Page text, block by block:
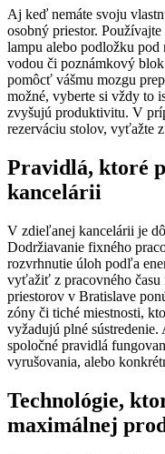
Aj keď nemáte svoju
osobný priestor.
lampu alebo podložku
vodou či poznámkový
pomôcť vášmu mozgu
možné, vyberte si vždy to
zvyšujú produktivitu. V
rezerváciu stolov, vyťažte
Pravidlá, ktoré
kancelárii
V zdieľanej kancelárii je
Dodržiavanie fixného
rozvrhnutie úloh podľa
vyťažiť z pracovného
priestorov v Bratislave
zóny či tiché miestnosti,
vyžadujú plné
spoločné pravidlá
vyrušovania, alebo
Technológie,
maximálnej